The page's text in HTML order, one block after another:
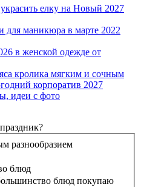
елку на Новый 2027
для маникюра в марте 2022
в женской одежде от
кролика мягким и сочным
корпоратив 2027
идеи с фото
разнообразием
блюд
блюд покупаю